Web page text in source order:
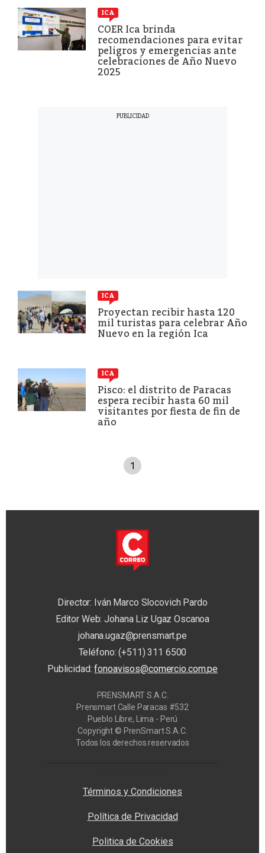
ICA
COER Ica brinda
recomendaciones para evitar
peligros y emergencias ante
celebraciones de Año Nuevo
2025
ICA
Proyectan recibir hasta 120
mil turistas para celebrar Año
Nuevo en la región Ica
ICA
Pisco: el distrito de Paracas
espera recibir hasta 60 mil
visitantes por fiesta de fin de
año
1
Director: Iván Marco Slocovich Pardo
Editor Web: Johana Liz Ugaz Oscanoa
johana.ugaz@prensmart.pe
Teléfono: (+511) 311 6500
Publicidad:fonoavisos@comercio.com.pe
PRENSMART S.A.C.
Prensmart Calle Paracas #532
Pueblo Libre, Lima - Perú
Copyright © PrenSmart S.A.C.
Todos los derechos reservados
Términos y Condiciones
Política de Privacidad
Politica de Cookies